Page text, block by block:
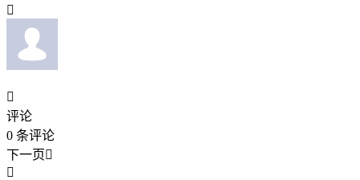


评论
0 条评论
下一页
